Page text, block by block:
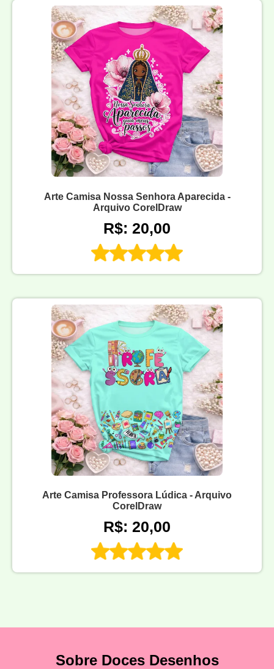
Arte Camisa Nossa Senhora Aparecida -
Arquivo CorelDraw
R$: 20,00
Arte Camisa Professora Lúdica - Arquivo
CorelDraw
R$: 20,00
Sobre Doces Desenhos